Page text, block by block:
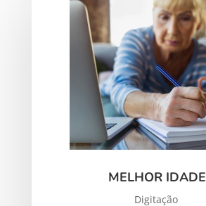
MELHOR IDADE
Digitação